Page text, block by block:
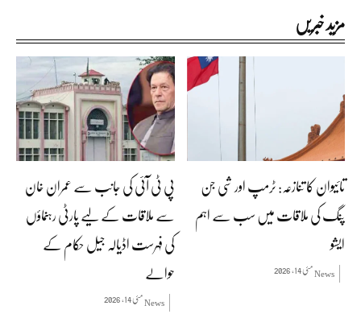
مزید خبریں
تائیوان کا تنازعہ: ٹرمپ اور شی جن
پنگ کی ملاقات میں سب سے اہم
ایشو
Newsمئی 14, 2026
پی ٹی آئی کی جانب سے عمران خان
سے ملاقات کے لیے پارٹی رہنماؤں
کی فہرست اڈیالہ جیل حکام کے
حوالے
Newsمئی 14, 2026